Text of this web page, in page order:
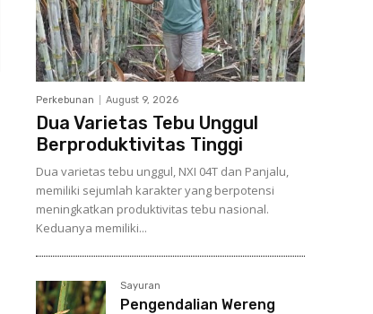
Perkebunan August 9, 2026
Dua Varietas Tebu Unggul
Berproduktivitas Tinggi
Dua varietas tebu unggul, NXI 04T dan Panjalu,
memiliki sejumlah karakter yang berpotensi
meningkatkan produktivitas tebu nasional.
Keduanya memiliki...
Sayuran
Pengendalian Wereng